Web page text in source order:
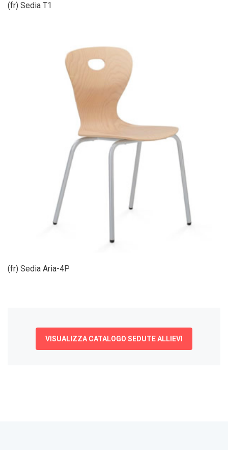
(fr) Sedia T1
(fr) Sedia Aria-4P
VISUALIZZA CATALOGO SEDUTE ALLIEVI